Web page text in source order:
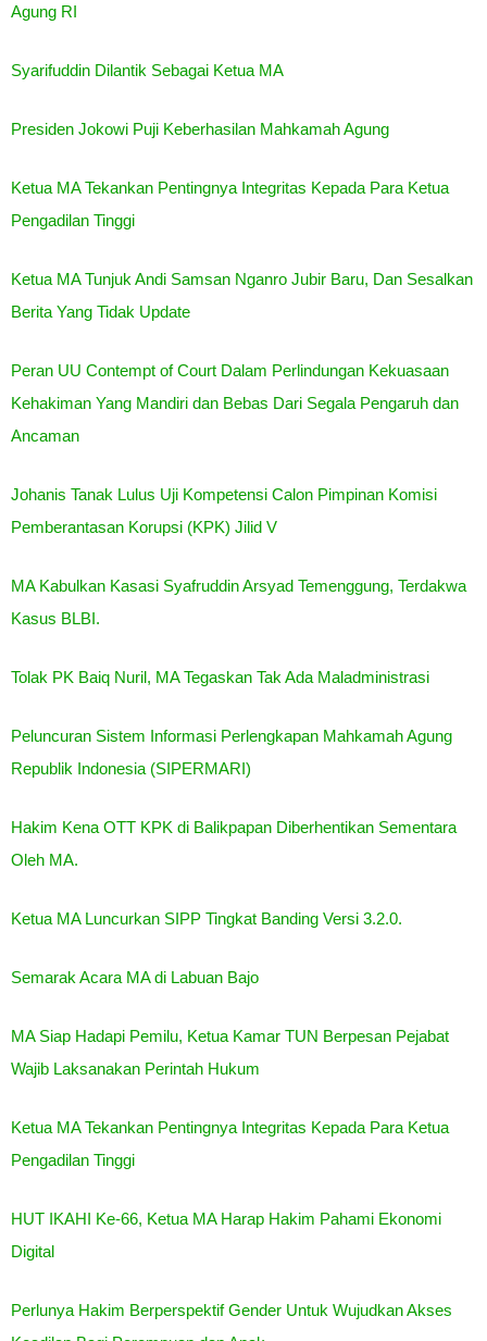
Agung RI
Syarifuddin Dilantik Sebagai Ketua MA
Presiden Jokowi Puji Keberhasilan Mahkamah Agung
Ketua MA Tekankan Pentingnya Integritas Kepada Para Ketua
Pengadilan Tinggi
Ketua MA Tunjuk Andi Samsan Nganro Jubir Baru, Dan Sesalkan
Berita Yang Tidak Update
Peran UU Contempt of Court Dalam Perlindungan Kekuasaan
Kehakiman Yang Mandiri dan Bebas Dari Segala Pengaruh dan
Ancaman
Johanis Tanak Lulus Uji Kompetensi Calon Pimpinan Komisi
Pemberantasan Korupsi (KPK) Jilid V
MA Kabulkan Kasasi Syafruddin Arsyad Temenggung, Terdakwa
Kasus BLBI.
Tolak PK Baiq Nuril, MA Tegaskan Tak Ada Maladministrasi
Peluncuran Sistem Informasi Perlengkapan Mahkamah Agung
Republik Indonesia (SIPERMARI)
Hakim Kena OTT KPK di Balikpapan Diberhentikan Sementara
Oleh MA.
Ketua MA Luncurkan SIPP Tingkat Banding Versi 3.2.0.
Semarak Acara MA di Labuan Bajo
MA Siap Hadapi Pemilu, Ketua Kamar TUN Berpesan Pejabat
Wajib Laksanakan Perintah Hukum
Ketua MA Tekankan Pentingnya Integritas Kepada Para Ketua
Pengadilan Tinggi
HUT IKAHI Ke-66, Ketua MA Harap Hakim Pahami Ekonomi
Digital
Perlunya Hakim Berperspektif Gender Untuk Wujudkan Akses